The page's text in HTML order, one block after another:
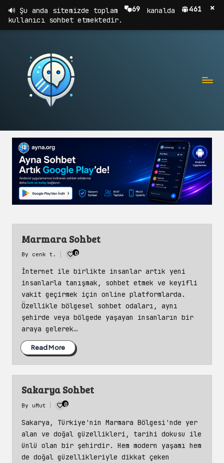
Şu anda sitemizde toplam 69 kanalda
461
kullanıcı sohbet etmektedir.
×
A
Y
N
A
Chat,
Sohbet
Odaları
Marmara Sohbet
Posted
by
By cenk t. 0
İnternet ile birlikte insanlar artık yeni
insanlarla tanışmak, sohbet etmek ve keyifli
vakit geçirmek için online platformlarda.
Özellikle bölgesel sohbet odaları, aynı
şehirde veya bölgede yaşayan insanların bir
araya gelerek…
Read More
Sakarya Sohbet
Posted
by
By uMut 0
Sakarya, Türkiye'nin Marmara Bölgesi'nde yer
alan ve doğal güzellikleri, tarihi dokusu ile
ünlü olan bir şehirdir. Hem modern yaşamı hem
de doğal güzellikleriyle dikkat çeken